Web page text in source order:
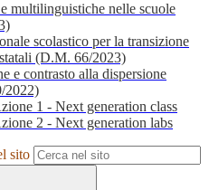
multilinguistiche nelle scuole
scolastico per la transizione
(D.M. 66/2023)
e contrasto alla dispersione
2022)
1 - Next generation class
2 - Next generation labs
sito